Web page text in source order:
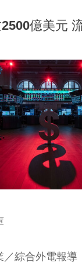
億美元
／綜合外電報導